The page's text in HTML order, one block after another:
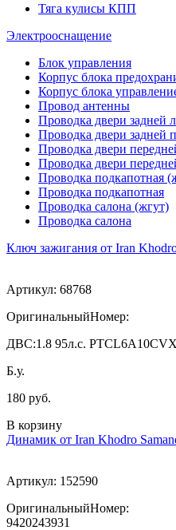
Тяга кулисы КПП
Электрооснащение
Блок управления
Корпус блока
Корпус блока
Провод антенны
Проводка двери задней
Проводка двери задней
Проводка двери
Проводка двери
Проводка подкапотная
Проводка подкапотная
Проводка салона (жгут)
Проводка салона
Ключ зажигания от Iran
Артикул: 68768
ОригинальныйНомер:
ДВС:1.8 95л.с.
Б.у.
180 руб.
В корзину
Динамик от Iran Khodro
Артикул: 152590
ОригинальныйНомер:
9420243931